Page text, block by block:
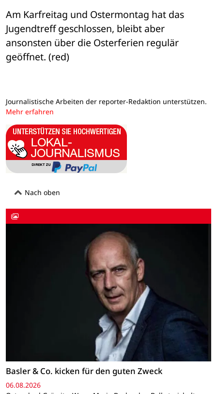
Am Karfreitag und Ostermontag hat das
Jugendtreff geschlossen, bleibt aber
ansonsten über die Osterferien regulär
geöffnet. (red)
Journalistische Arbeiten der reporter-Redaktion unterstützen.
Mehr erfahren
Nach oben
Basler & Co. kicken für den guten Zweck
06.08.2026